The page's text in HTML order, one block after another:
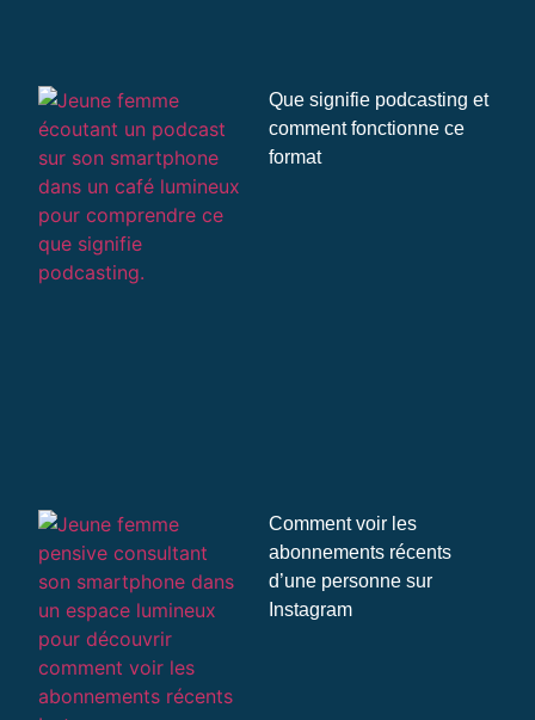
Que signifie podcasting et
comment fonctionne ce
format
Comment voir les
abonnements récents
d’une personne sur
Instagram